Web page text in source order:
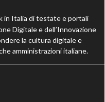
in Italia di testate e portali
Digitale e dell’Innovazione
la cultura digitale e
amministrazioni italiane.